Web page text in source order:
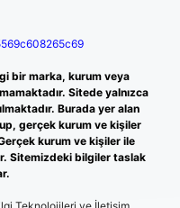
bir marka, kurum veya
Sitede yalnızca
Burada yer alan
gerçek kurum ve kişiler
kurum ve kişiler ile
Sitemizdeki bilgiler taslak